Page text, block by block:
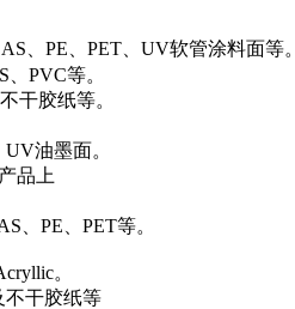
、PE、PET、UV软管涂料面等。
PVC等。
干胶纸等。
油墨面。
品上
、PE、PET等。
。
不干胶纸等